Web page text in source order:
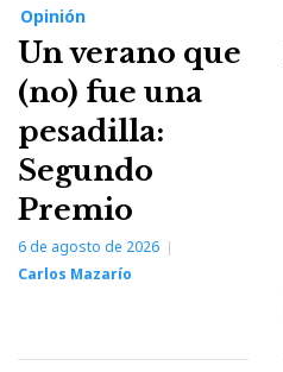
Opinión
Un verano que
(no) fue una
pesadilla:
Segundo
Premio
6 de agosto de 2026
Carlos Mazarío